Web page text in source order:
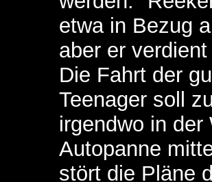
etwa in Bezug
aber er
Die Fahrt der
Teenager soll
irgendwo in
Autopanne
stört die Pläne